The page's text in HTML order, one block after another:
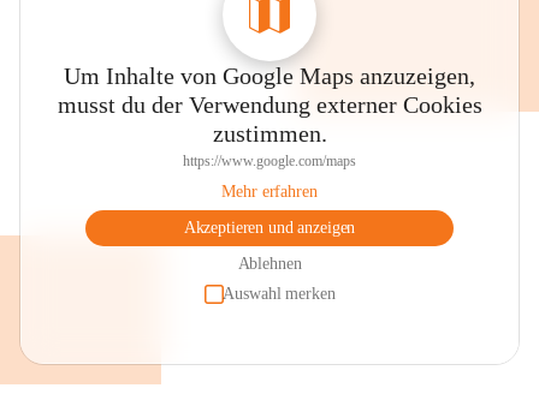
Um Inhalte von Google Maps anzuzeigen,
musst du der Verwendung externer Cookies
zustimmen.
https://www.google.com/maps
Mehr erfahren
Akzeptieren und anzeigen
Ablehnen
Auswahl merken